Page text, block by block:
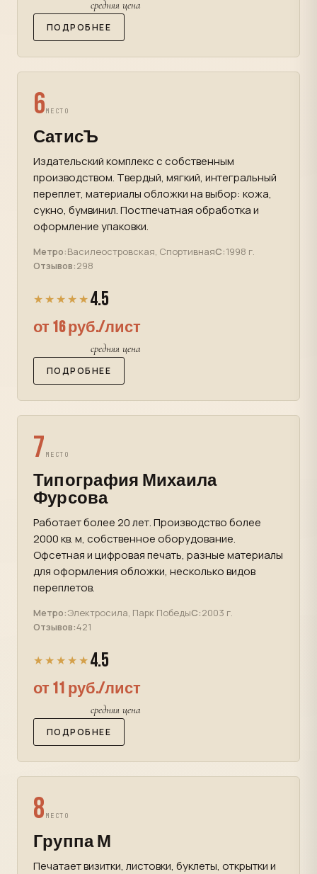
средняя цена
ПОДРОБНЕЕ
6МЕСТО
СатисЪ
Издательский комплекс с собственным
производством. Твердый, мягкий, интегральный
переплет, материалы обложки на выбор: кожа,
сукно, бумвинил. Постпечатная обработка и
оформление упаковки.
Метро:Василеостровская, СпортивнаяС:1998 г.
Отзывов:298
★★★★★ 4.5
от 16 руб./лист
средняя цена
ПОДРОБНЕЕ
7 МЕСТО
Типография Михаила
Фурсова
Работает более 20 лет. Производство более
2000 кв. м, собственное оборудование.
Офсетная и цифровая печать, разные материалы
для оформления обложки, несколько видов
переплетов.
Метро:Электросила, Парк ПобедыС:2003 г.
Отзывов:421
★★★★★ 4.5
от 11 руб./лист
средняя цена
ПОДРОБНЕЕ
8 МЕСТО
Группа М
Печатает визитки, листовки, буклеты, открытки и